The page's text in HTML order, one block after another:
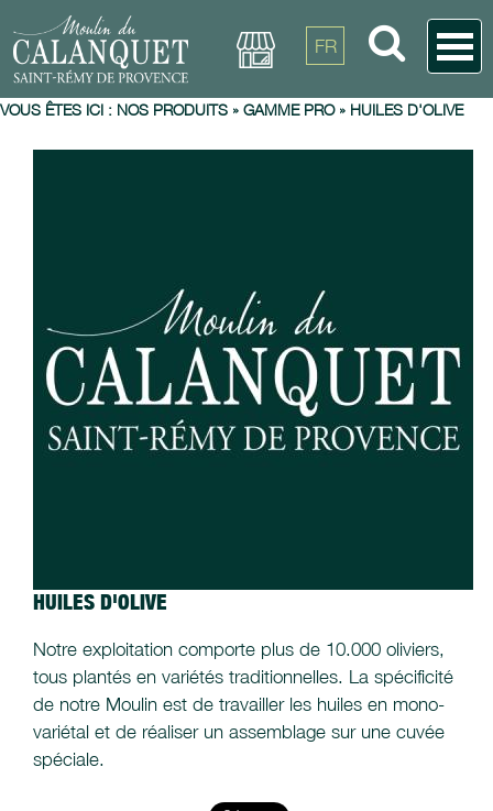
FR
VOUS ÊTES ICI : NOS PRODUITS » GAMME PRO» HUILES D'OLIVE
HUILES D'OLIVE
Notre exploitation comporte plus de 10.000 oliviers,
tous plantés en variétés traditionnelles. La spécificité
de notre Moulin est de travailler les huiles en mono-
variétal et de réaliser un assemblage sur une cuvée
spéciale.